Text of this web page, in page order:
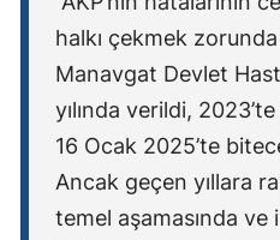
halkı çekmek
Manavgat Devlet
yılında verildi,
16 Ocak 2025’te
Ancak geçen yıllara
temel aşamasında ve